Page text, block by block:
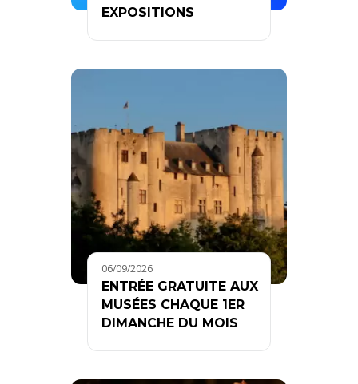
EXPOSITIONS
06/09/2026
ENTRÉE GRATUITE AUX
MUSÉES CHAQUE 1ER
DIMANCHE DU MOIS